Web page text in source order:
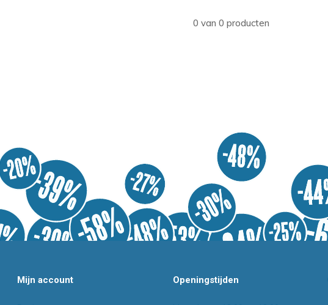
0 van 0 producten
Mijn account Openingstijden